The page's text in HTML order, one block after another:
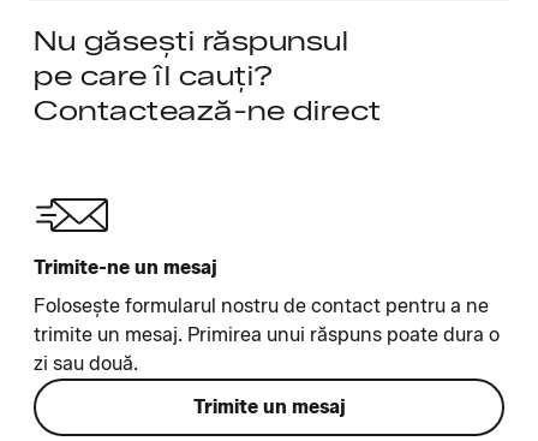
Nu găsești răspunsul
pe care îl cauți?
Contactează-ne direct
Trimite-ne un mesaj
Folosește formularul nostru de contact pentru a ne
trimite un mesaj. Primirea unui răspuns poate dura o
zi sau două.
Trimite un mesaj